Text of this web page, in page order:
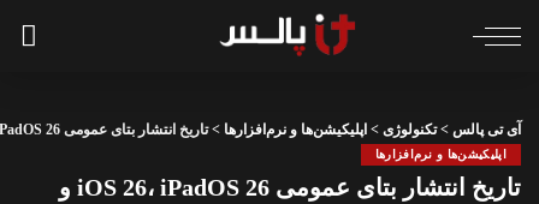
آی تی پالس >تکنولوژی > اپلیکیشن‌ها و نرم‌افزارها >تاریخ انتشار بتای عمومی iOS 26، iPadOS 26 و macOS Tahoe اعلام شد
اپلیکیشن‌ها و نرم‌افزارها
تاریخ انتشار بتای عمومی iOS 26، iPadOS 26 و